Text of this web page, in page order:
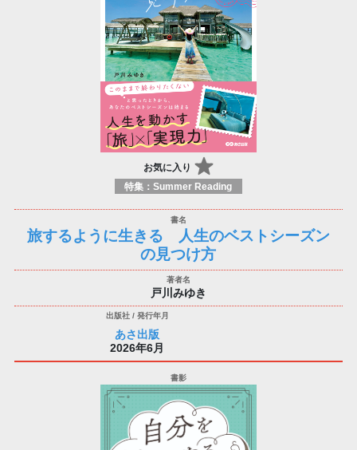
お気に入り
特集：Summer Reading
旅するように生きる 人生のベストシーズン
の見つけ方
戸川みゆき
あさ出版
2026年6月